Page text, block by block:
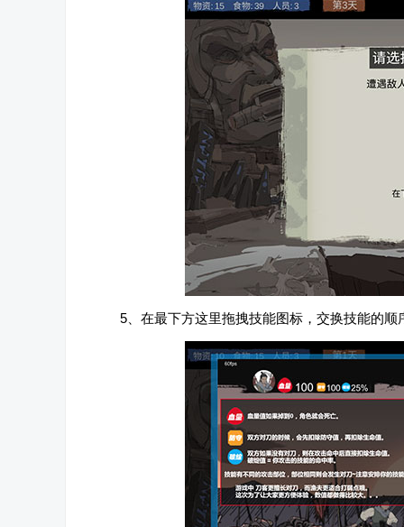
5、在最下方这里拖拽技能图标，交换技能的